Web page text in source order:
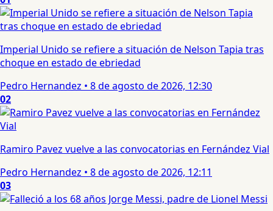
Imperial Unido se refiere a situación de Nelson Tapia tras
choque en estado de ebriedad
Pedro Hernandez • 8 de agosto de 2026, 12:30
02
Ramiro Pavez vuelve a las convocatorias en Fernández Vial
Pedro Hernandez • 8 de agosto de 2026, 12:11
03